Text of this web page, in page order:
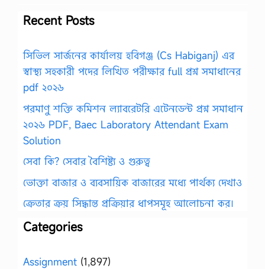
Recent Posts
সিভিল সার্জনের কার্যালয় হবিগঞ্জ (Cs Habiganj) এর
স্বাস্থ্য সহকারী পদের লিখিত পরীক্ষার full প্রশ্ন সমাধানের
pdf ২০২৬
পরমাণু শক্তি কমিশন ল্যাবরেটরি এটেনডেন্ট প্রশ্ন সমাধান
২০২৬ PDF, Baec Laboratory Attendant Exam
Solution
সেবা কি? সেবার বৈশিষ্ট্য ও গুরুত্ব
ভোক্তা বাজার ও ব্যবসায়িক বাজারের মধ্যে পার্থক্য দেখাও
ক্রেতার ক্রয় সিদ্ধান্ত প্রক্রিয়ার ধাপসমূহ আলোচনা কর।
Categories
Assignment (1,897)